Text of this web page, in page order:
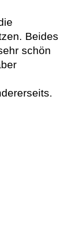
Beides
schön